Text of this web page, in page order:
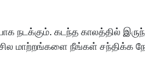
நடக்கும். கடந்த காலத்தில்
சில மாற்றங்களை நீங்கள்